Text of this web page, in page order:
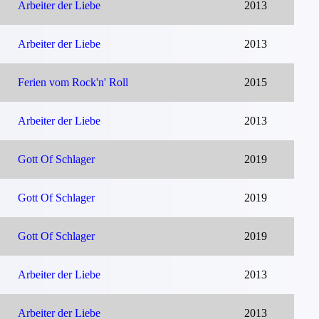
Arbeiter der Liebe 2013
Arbeiter der Liebe 2013
Ferien vom Rock'n' Roll 2015
Arbeiter der Liebe 2013
Gott Of Schlager 2019
Gott Of Schlager 2019
Gott Of Schlager 2019
Arbeiter der Liebe 2013
Arbeiter der Liebe 2013